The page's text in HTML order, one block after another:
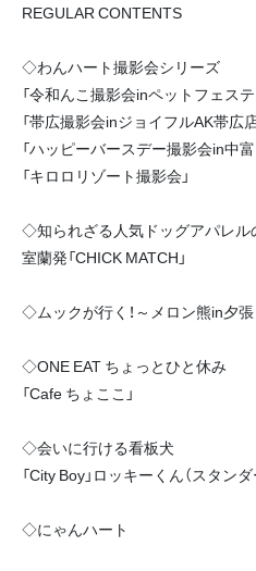
REGULAR CONTENTS
◇わんハート撮影会シリーズ
「令和んこ撮影会inペットフェステ
「帯広撮影会inジョイフルAK帯広店
「ハッピーバースデー撮影会in中
「キロロリゾート撮影会」
◇知られざる人気ドッグアパレル
室蘭発「CHICK MATCH」
◇ムックが行く！～メロン熊in夕張
◇ONE EAT ちょっとひと休み
「Cafe ちょここ」
◇会いに行ける看板犬
「City Boy」ロッキーくん（スタン
◇にゃんハート